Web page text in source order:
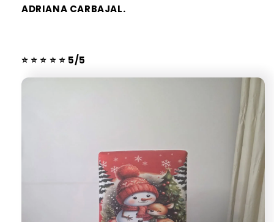
ADRIANA CARBAJAL.
⭐⭐⭐ ⭐⭐ 5/5